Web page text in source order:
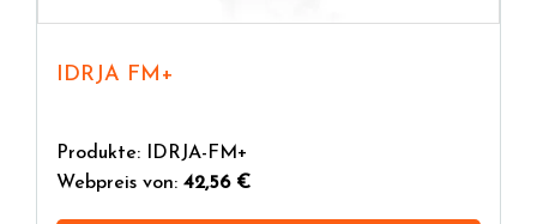
IDRJA FM+
Produkte: IDRJA-FM+
Webpreis von: 42,56 €